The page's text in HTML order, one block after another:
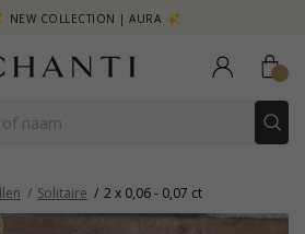
COLLECTION | AURA
Solitaire 2 x 0,06 - 0,07 ct